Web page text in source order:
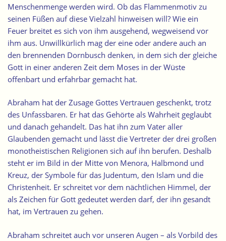
Menschenmenge werden wird. Ob das Flammenmotiv zu
seinen Füßen auf diese Vielzahl hinweisen will? Wie ein
Feuer breitet es sich von ihm ausgehend, wegweisend vor
ihm aus. Unwillkürlich mag der eine oder andere auch an
den brennenden Dornbusch denken, in dem sich der gleiche
Gott in einer anderen Zeit dem Moses in der Wüste
offenbart und erfahrbar gemacht hat.
Abraham hat der Zusage Gottes Vertrauen geschenkt, trotz
des Unfassbaren. Er hat das Gehörte als Wahrheit geglaubt
und danach gehandelt. Das hat ihn zum Vater aller
Glaubenden gemacht und lässt die Vertreter der drei großen
monotheistischen Religionen sich auf ihn berufen. Deshalb
steht er im Bild in der Mitte von Menora, Halbmond und
Kreuz, der Symbole für das Judentum, den Islam und die
Christenheit. Er schreitet vor dem nächtlichen Himmel, der
als Zeichen für Gott gedeutet werden darf, der ihn gesandt
hat, im Vertrauen zu gehen.
Abraham schreitet auch vor unseren Augen – als Vorbild des